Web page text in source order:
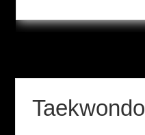
Taekwondo